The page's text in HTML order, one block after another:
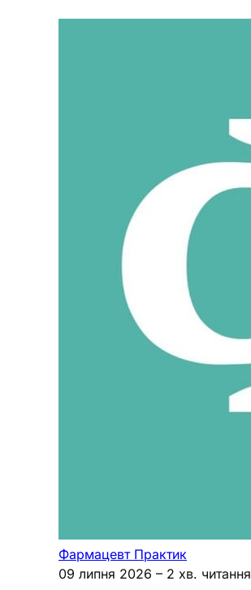
Фармацевт Практик
09 липня 2026 – 2 хв. читання